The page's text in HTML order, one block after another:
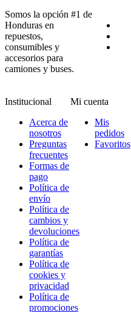
Somos la opción #1 de
Honduras en
repuestos,
consumibles y
accesorios para
camiones y buses.
Institucional
Acerca de
nosotros
Preguntas
frecuentes
Formas de
pago
Política de
envío
Política de
cambios y
devoluciones
Política de
garantías
Política de
cookies y
privacidad
Política de
promociones
Mi cuenta
Mis
pedidos
Favoritos